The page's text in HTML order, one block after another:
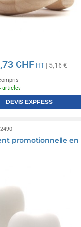
CHF HT | 5,16 €
articles
DEVIS EXPRESS
promotionnelle en